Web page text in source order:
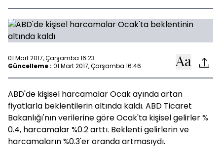
01 Mart 2017, Çarşamba 16:23
Güncelleme : 01 Mart 2017, Çarşamba 16:46
ABD'de kişisel harcamalar Ocak ayında artan
fiyatlarla beklentilerin altında kaldı. ABD Ticaret
Bakanlığı'nın verilerine göre Ocak'ta kişisel gelirler %
0.4, harcamalar %0.2 arttı. Beklenti gelirlerin ve
harcamaların %0.3'er oranda artmasıydı.